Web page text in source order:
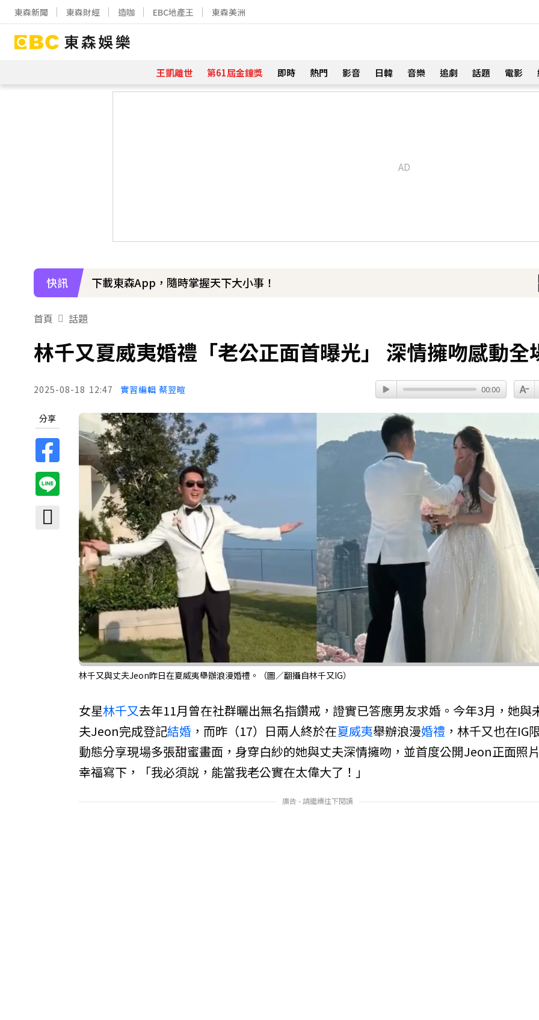
東森新聞 東森財經 造咖 EBC地產王 東森美洲
王凱離世 第61屆金鐘獎 即時 熱門 影音 日韓 音樂 追劇 話題 電影
快訊
下載東森App，隨時掌握天下大小事！
首頁 話題
林千又夏威夷婚禮「老公正面首曝光」 深情擁吻感動全
2025-08-18 12:47 實習編輯 蔡翌暄 00:00
分享
林千又與丈夫Jeon昨日在夏威夷舉辦浪漫婚禮。（圖／翻攝自林千又IG）
女星林千又去年11月曾在社群曬出無名指鑽戒，證實已答應男友求婚。今年3月，她與
夫Jeon完成登記結婚 ，而昨（17）日兩人終於在夏威夷舉辦浪漫婚禮 ，林千又也在IG
動態分享現場多張甜蜜畫面，身穿白紗的她與丈夫深情擁吻，並首度公開Jeon正面照
幸福寫下，「我必須說，能當我老公實在太偉大了！」
廣告 - 請繼續往下閱讀